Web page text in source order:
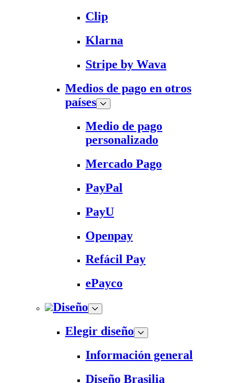
Clip
Klarna
Stripe by Wava
Medios de pago en otros
países
Medio de pago
personalizado
Mercado Pago
PayPal
PayU
Openpay
Refácil Pay
ePayco
Diseño
Elegir diseño
Información general
Diseño Brasilia